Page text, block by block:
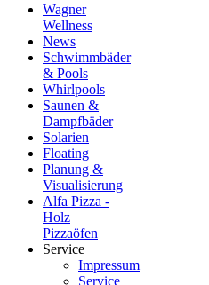
Wagner
Wellness
News
Schwimmbäder
& Pools
Whirlpools
Saunen &
Dampfbäder
Solarien
Floating
Planung &
Visualisierung
Alfa Pizza -
Holz
Pizzaöfen
Service
Impressum
Service